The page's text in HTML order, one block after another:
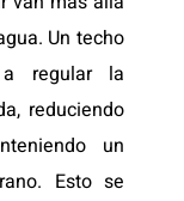
Un techo
a regular la
reduciendo
un
Esto se